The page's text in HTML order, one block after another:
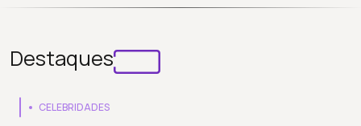
Destaques
CELEBRIDADES